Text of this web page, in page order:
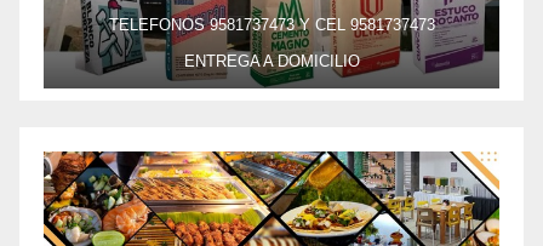
TELEFONOS 9581737473 Y CEL 9581737473
ENTREGA A DOMICILIO